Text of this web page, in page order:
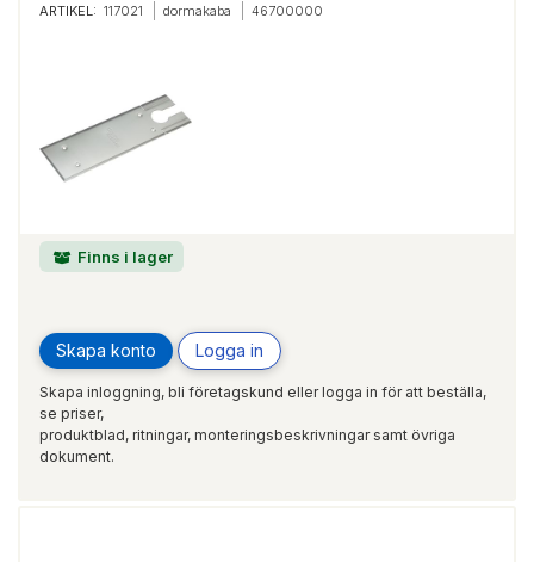
ARTIKEL: 117021 dormakaba 46700000
Finns i lager
Skapa konto Logga in
Skapa inloggning, bli företagskund eller logga in för att beställa,
se priser,
produktblad, ritningar, monteringsbeskrivningar samt övriga
dokument.